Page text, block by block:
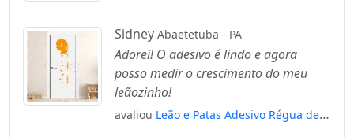
Altura para Quarto, Porta e Parede
Mod:160
Sidney Abaetetuba - PA
Adorei! O adesivo é lindo e agora
posso medir o crescimento do meu
leãozinho!
avaliou Leão e Patas Adesivo Régua de